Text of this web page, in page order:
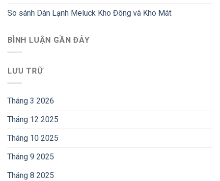
So sánh Dàn Lạnh Meluck Kho Đông và Kho Mát
BÌNH LUẬN GẦN ĐÂY
LƯU TRỮ
Tháng 3 2026
Tháng 12 2025
Tháng 10 2025
Tháng 9 2025
Tháng 8 2025